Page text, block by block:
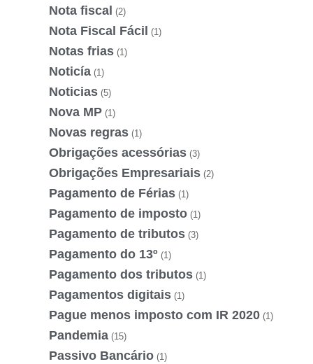
Nota fiscal (2)
Nota Fiscal Fácil (1)
Notas frias (1)
Noticía (1)
Noticias (5)
Nova MP (1)
Novas regras (1)
Obrigações acessórias (3)
Obrigações Empresariais (2)
Pagamento de Férias (1)
Pagamento de imposto (1)
Pagamento de tributos (3)
Pagamento do 13º (1)
Pagamento dos tributos (1)
Pagamentos digitais (1)
Pague menos imposto com IR 2020 (1)
Pandemia (15)
Passivo Bancário (1)